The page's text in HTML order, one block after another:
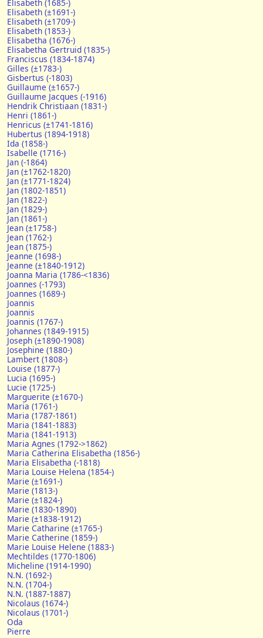
Elisabeth (1685-)
Elisabeth (±1691-)
Elisabeth (±1709-)
Elisabeth (1853-)
Elisabetha (1676-)
Elisabetha Gertruid (1835-)
Franciscus (1834-1874)
Gilles (±1783-)
Gisbertus (-1803)
Guillaume (±1657-)
Guillaume Jacques (-1916)
Hendrik Christiaan (1831-)
Henri (1861-)
Henricus (±1741-1816)
Hubertus (1894-1918)
Ida (1858-)
Isabelle (1716-)
Jan (-1864)
Jan (±1762-1820)
Jan (±1771-1824)
Jan (1802-1851)
Jan (1822-)
Jan (1829-)
Jan (1861-)
Jean (±1758-)
Jean (1762-)
Jean (1875-)
Jeanne (1698-)
Jeanne (±1840-1912)
Joanna Maria (1786-<1836)
Joannes (-1793)
Joannes (1689-)
Joannis
Joannis
Joannis (1767-)
Johannes (1849-1915)
Joseph (±1890-1908)
Josephine (1880-)
Lambert (1808-)
Louise (1877-)
Lucia (1695-)
Lucie (1725-)
Marguerite (±1670-)
Maria (1761-)
Maria (1787-1861)
Maria (1841-1883)
Maria (1841-1913)
Maria Agnes (1792->1862)
Maria Catherina Elisabetha (1856-)
Maria Elisabetha (-1818)
Maria Louise Helena (1854-)
Marie (±1691-)
Marie (1813-)
Marie (±1824-)
Marie (1830-1890)
Marie (±1838-1912)
Marie Catharine (±1765-)
Marie Catherine (1859-)
Marie Louise Helene (1883-)
Mechtildes (1770-1806)
Micheline (1914-1990)
N.N. (1692-)
N.N. (1704-)
N.N. (1887-1887)
Nicolaus (1674-)
Nicolaus (1701-)
Oda
Pierre